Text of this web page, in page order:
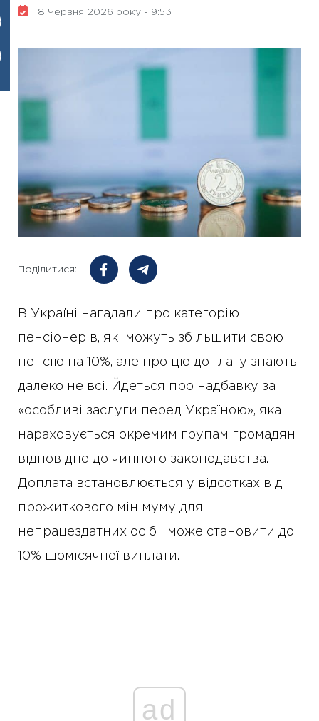
8 Червня 2026 року - 9:53
Поділитися:
В Україні нагадали про категорію
пенсіонерів, які можуть збільшити свою
пенсію на 10%, але про цю доплату знають
далеко не всі. Йдеться про надбавку за
«особливі заслуги перед Україною», яка
нараховується окремим групам громадян
відповідно до чинного законодавства.
Доплата встановлюється у відсотках від
прожиткового мінімуму для
непрацездатних осіб і може становити до
10% щомісячної виплати.
ad